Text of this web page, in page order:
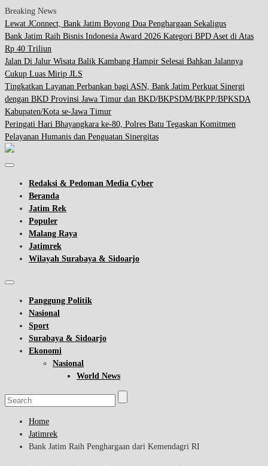
Breaking News
Lewat JConnect, Bank Jatim Boyong Dua Penghargaan Sekaligus
Bank Jatim Raih Bisnis Indonesia Award 2026 Kategori BPD Aset di Atas
Rp 40 Triliun
Jalan Di Jalur Wisata Balik Kambang Hampir Selesai Bahkan Jalannya
Cukup Luas Mirip JLS
Tingkatkan Layanan Perbankan bagi ASN, Bank Jatim Perkuat Sinergi
dengan BKD Provinsi Jawa Timur dan BKD/BKPSDM/BKPP/BPKSDA
Kabupaten/Kota se-Jawa Timur
Peringati Hari Bhayangkara ke-80, Polres Batu Tegaskan Komitmen
Pelayanan Humanis dan Penguatan Sinergitas
Redaksi & Pedoman Media Cyber
Beranda
Jatim Rek
Populer
Malang Raya
Jatimrek
Wilayah Surabaya & Sidoarjo
Panggung Politik
Nasional
Sport
Surabaya & Sidoarjo
Ekonomi
Nasional
World News
Home
Jatimrek
Bank Jatim Raih Penghargaan dari Kemendagri RI